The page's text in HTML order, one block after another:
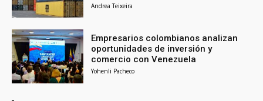
Andrea Teixeira
Empresarios colombianos analizan
oportunidades de inversión y
comercio con Venezuela
Yohenli Pacheco